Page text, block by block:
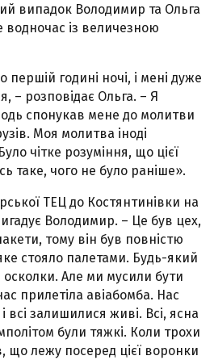
випадок Володимир та Ольга
водночас із величезною
годині ночі, і мені дуже
– розповідає Ольга. – Я
спонукав мене до молитви
Моя молитва іноді
чітке розуміння, що цієї
таке, чого не було раніше».
ТЕЦ до Костянтинівки на
Володимир. – Це був цех,
тому він був повністю
стояло палетами. Будь-який
осколки. Але ми мусили бути
прилетіла авіабомба. Нас
всі залишилися живі. Всі, ясна
були тяжкі. Коли трохи
що лежу посеред цієї воронки